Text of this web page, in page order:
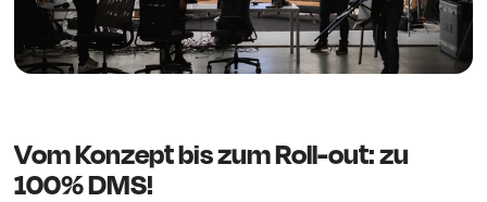
Vom Konzept bis zum Roll-out: zu
100% DMS!